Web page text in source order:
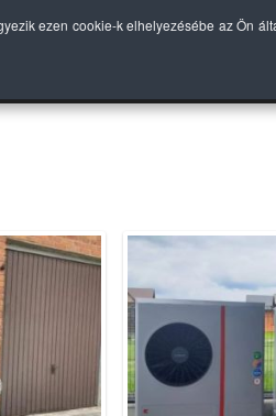
ezen cookie-k elhelyezésébe az Ön